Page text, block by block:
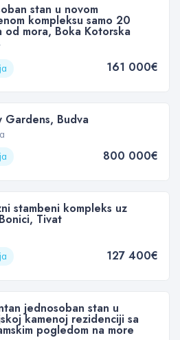
stan u novom
kompleksu samo 20
od mora, Boka Kotorska
161 000€
Gardens, Budva
800 000€
stambeni kompleks uz
Tivat
127 400€
jednosoban stan u
kamenoj rezidenciji sa
pogledom na more